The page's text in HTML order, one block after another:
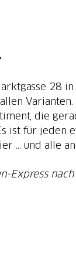
28
die
ist für jeden
… und alle
Express nach